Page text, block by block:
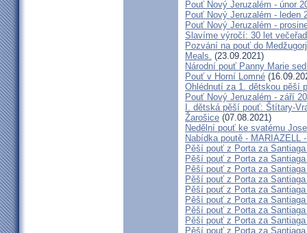
Pouť Nový Jeruzalém - únor
Pouť Nový Jeruzalém - leden
Pouť Nový Jeruzalém -
Slavíme výročí: 30 let
Pozvání na pouť do
Meals. (23.09.2021)
Národní pouť Panny Marie
Pouť v Horní Lomné
Ohlédnutí za 1. dětskou pěší
Pouť Nový Jeruzalém - září
I. dětská pěší pouť: Štítary-
Žarošice (07.08.2021)
Nedělní pouť ke svatému
Nabídka poutě - MARIAZELL
Pěší pouť z Porta za
Pěší pouť z Porta za
Pěší pouť z Porta za
Pěší pouť z Porta za
Pěší pouť z Porta za
Pěší pouť z Porta za
Pěší pouť z Porta za
Pěší pouť z Porta za
Pěší pouť z Porta za